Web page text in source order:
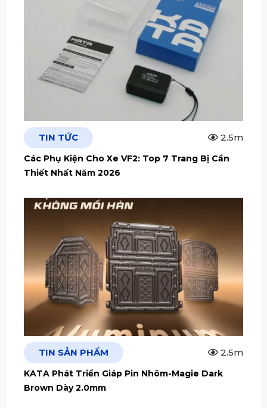
TIN TỨC 2.5m
Các Phụ Kiện Cho Xe VF2: Top 7 Trang Bị Cần
Thiết Nhất Năm 2026
TIN SẢN PHẨM 2.5m
KATA Phát Triển Giáp Pin Nhôm-Magie Dark
Brown Dày 2.0mm